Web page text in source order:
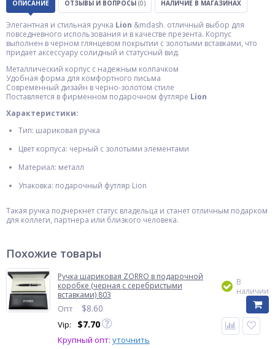
ОПИСАНИЕ ОТЗЫВЫ И ВОПРОСЫ (0) НАЛИЧИЕ В МАГАЗИНАХ
Элегантная и стильная ручка Lion &mdash. отличный выбор для
повседневного использования и в качестве презента. Корпус
выполнен в черном глянцевом покрытии с золотыми вставками, что
придает аксессуару солидный и статусный вид.
Металлический корпус с надежным колпачком
Удобная форма для комфортного письма
Современный дизайн в черно-золотом стиле
Поставляется в фирменном подарочном футляре Lion
Характеристики:
Тип: шариковая ручка
Цвет корпуса: черный с золотыми элементами
Материал: металл
Упаковка: подарочный футляр Lion
Такая ручка подчеркнет статус владельца и станет отличным подарком
для коллеги, партнера или близкого человека.
Похожие товары
Ручка шариковая ZORRO в подарочной
коробке (черная с серебристыми
вставками) 803
Опт $8.60
Vip: $7.70
Крупный опт: уточнить
В
наличии